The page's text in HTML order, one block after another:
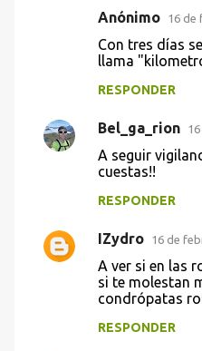
Anónimo 16 de
Con tres días
llama
RESPONDER
Bel_ga_rion
A seguir
cuestas!!
RESPONDER
IZydro 16 de
A ver si en las
si te molestan
condrópatas
RESPONDER